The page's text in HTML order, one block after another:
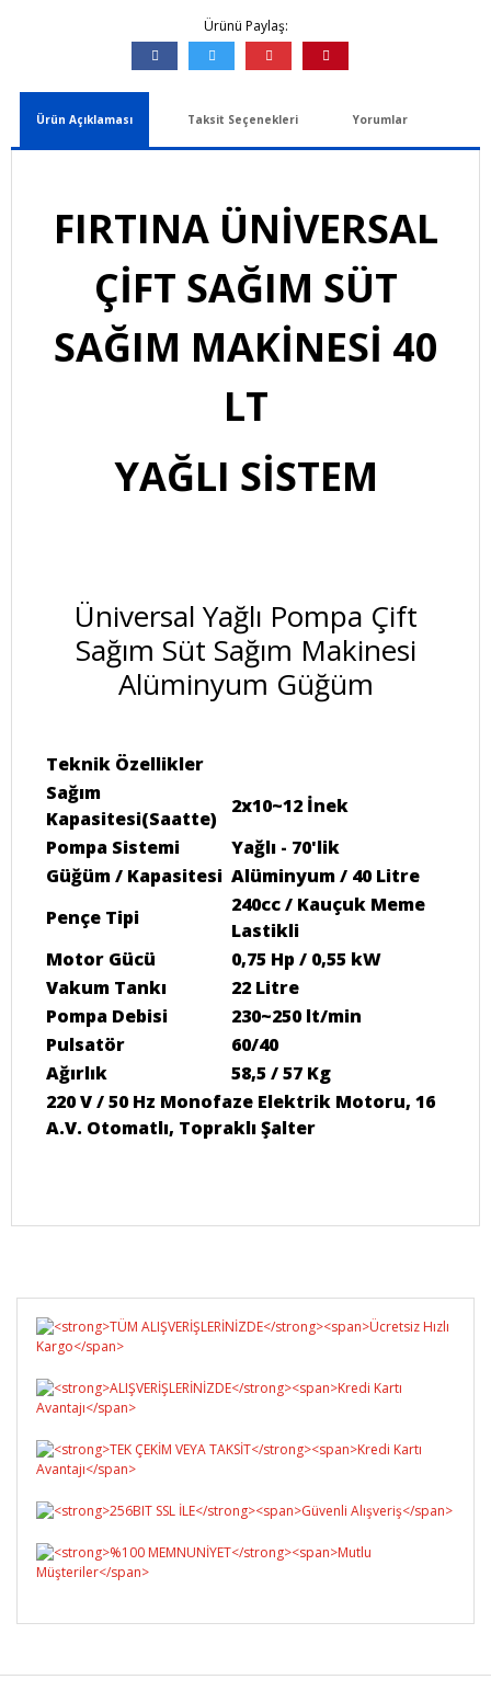
Ürünü Paylaş:
Ürün Açıklaması Taksit Seçenekleri Yorumlar
FIRTINA ÜNİVERSAL
ÇİFT SAĞIM SÜT
SAĞIM MAKİNESİ 40
LT
YAĞLI SİSTEM
Üniversal Yağlı Pompa Çift
Sağım Süt Sağım Makinesi
Alüminyum Güğüm
Teknik Özellikler
Sağım
Kapasitesi(Saatte)
2x10~12 İnek
Pompa Sistemi
Yağlı - 70'lik
Güğüm / Kapasitesi Alüminyum / 40 Litre
Pençe Tipi
240cc / Kauçuk Meme
Lastikli
Motor Gücü
0,75 Hp / 0,55 kW
Vakum Tankı
22 Litre
Pompa Debisi
230~250 lt/min
Pulsatör
60/40
Ağırlık
58,5 / 57 Kg
220 V / 50 Hz Monofaze Elektrik Motoru, 16
A.V. Otomatlı, Topraklı Şalter
Yorum Yaz